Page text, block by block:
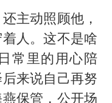
主动照顾他，
人。这不是啥
常里的用心陪
来说自己再努
保管，公开场